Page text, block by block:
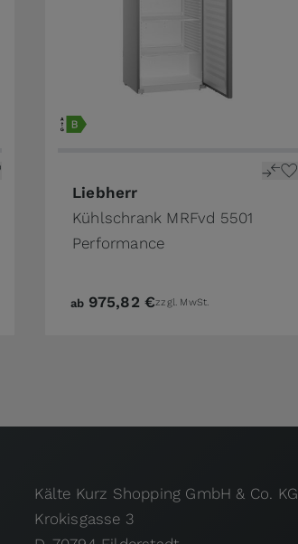
Liebherr
Kühlschrank MRFvd 5501
Performance
ab 975,82 €zzgl. MwSt.
Kälte Kurz Shopping GmbH & Co. KG
Krokisgasse 3